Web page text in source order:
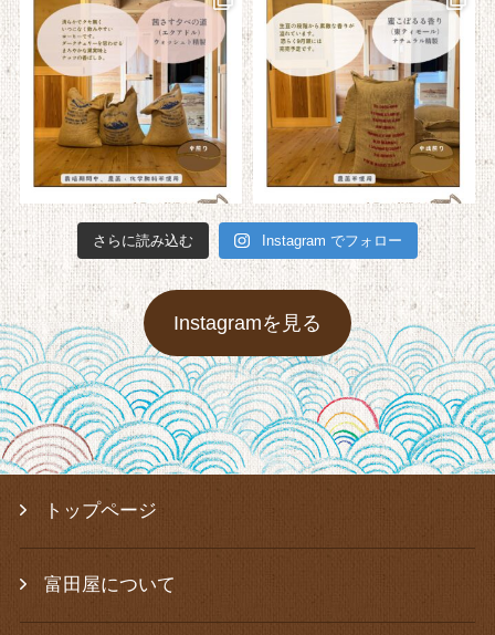
さらに読み込む Instagram でフォロー
Instagramを見る
トップページ
富田屋について